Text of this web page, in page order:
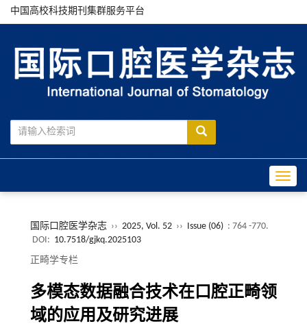
中国高校科技期刊集群服务平台
国际口腔医学杂志 ›› 2025, Vol. 52 ›› Issue (06) : 764 -770.
DOI: 10.7518/gjkq.2025103
正畸学专栏
多模态数据融合技术在口腔正畸领
域的应用及研究进展